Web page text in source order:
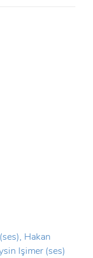
Hakan
Işimer (ses)